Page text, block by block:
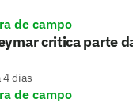
de campo
critica parte
4 dias
de campo